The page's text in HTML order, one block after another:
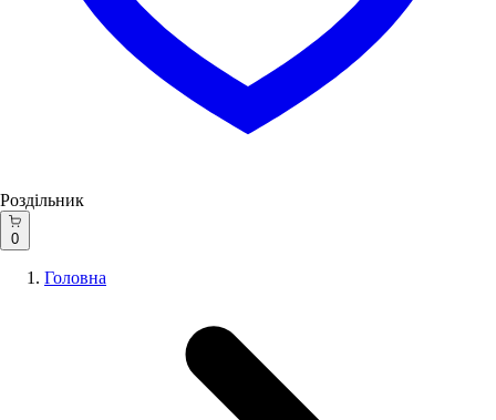
Роздільник
0
Головна